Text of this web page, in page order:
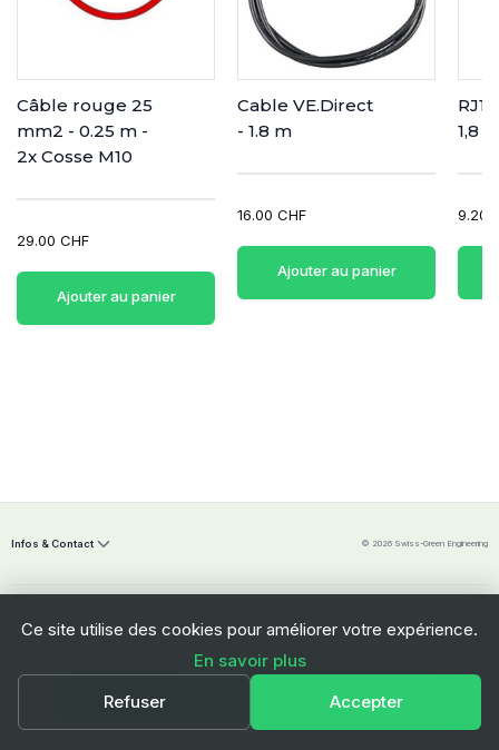
Câble rouge 25
mm2 - 0.25 m -
2x Cosse M10
29.00 CHF
Ajouter au panier
Cable VE.Direct
- 1.8 m
16.00 CHF
Ajouter au panier
1,8
9.20
Infos & Contact © 2026 Swiss-Green Engineering
Swiss-Green Engineering Sàrl
3280 Morat
Ce site utilise des cookies pour améliorer votre expérience.
En savoir plus
Refuser
Accepter